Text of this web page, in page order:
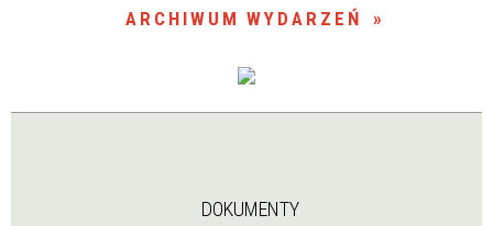
ARCHIWUM WYDARZEŃ
DOKUMENTY